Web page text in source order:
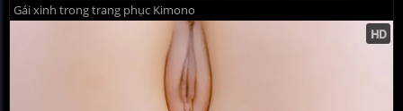
Gái xinh trong trang phục Kimono